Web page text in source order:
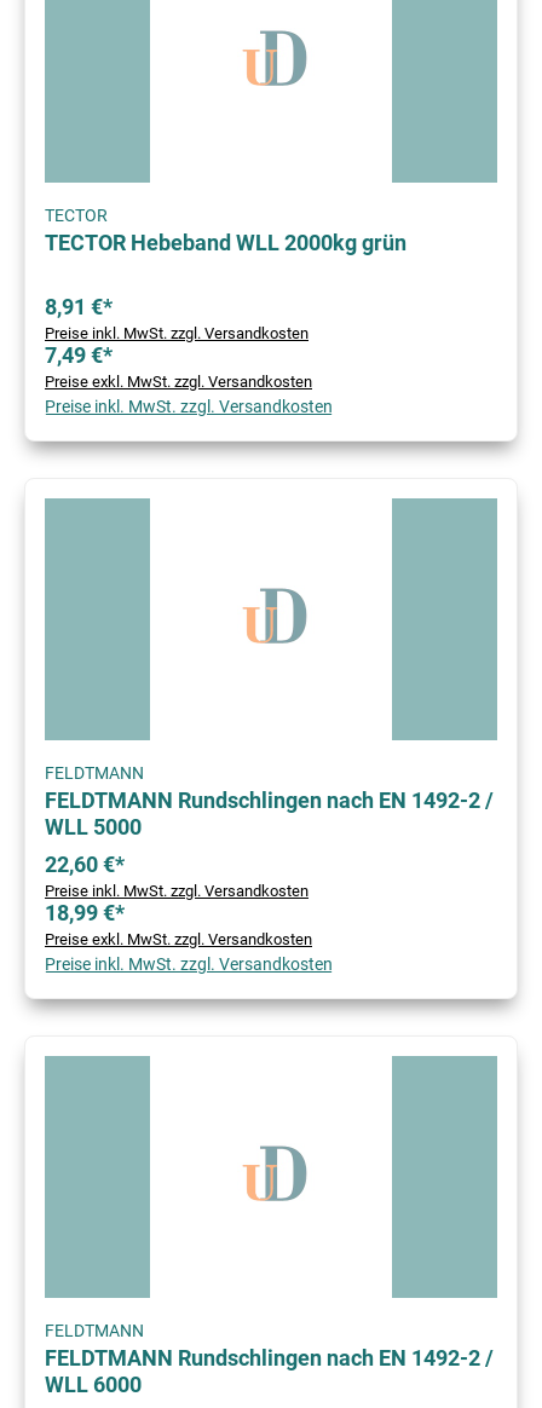
TECTOR
TECTOR Hebeband WLL 2000kg grün
8,91 €*
Preise inkl. MwSt. zzgl. Versandkosten
7,49 €*
Preise exkl. MwSt. zzgl. Versandkosten
Preise inkl. MwSt. zzgl. Versandkosten
FELDTMANN
FELDTMANN Rundschlingen nach EN 1492-2 /
WLL 5000
22,60 €*
Preise inkl. MwSt. zzgl. Versandkosten
18,99 €*
Preise exkl. MwSt. zzgl. Versandkosten
Preise inkl. MwSt. zzgl. Versandkosten
FELDTMANN
FELDTMANN Rundschlingen nach EN 1492-2 /
WLL 6000